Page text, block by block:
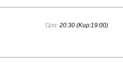
Ώρα: 20:30 (Κυρ:19:00)